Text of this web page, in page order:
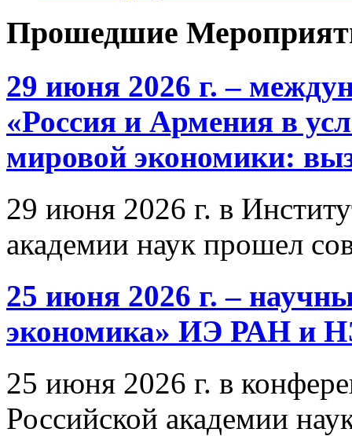
Прошедшие
29 июня 2026 г. –
«Россия и Армения в
мировой экономики:
29 июня 2026 г. в
академии наук прошел
25 июня 2026 г. –
экономика» ИЭ РАН и
25 июня 2026 г. в
Российской академии